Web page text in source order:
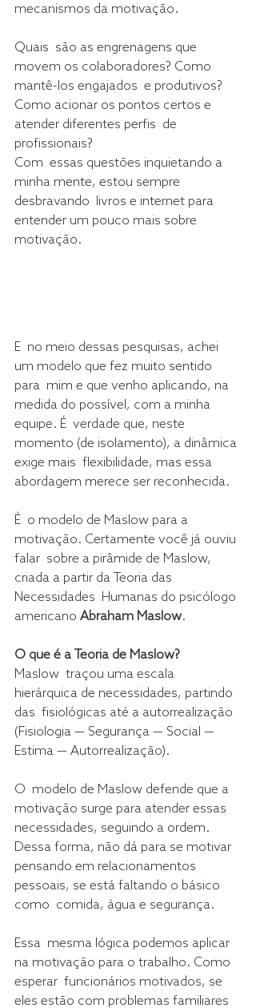
mecanismos da motivação.
Quais  são as engrenagens que
movem os colaboradores? Como
mantê-los engajados  e produtivos?
Como acionar os pontos certos e
atender diferentes perfis  de
profissionais?
Com  essas questões inquietando a
minha mente, estou sempre
desbravando  livros e internet para
entender um pouco mais sobre
motivação.
E  no meio dessas pesquisas, achei
um modelo que fez muito sentido
para  mim e que venho aplicando, na
medida do possível, com a minha
equipe. É  verdade que, neste
momento (de isolamento), a dinâmica
exige mais  flexibilidade, mas essa
abordagem merece ser reconhecida.
É  o modelo de Maslow para a
motivação. Certamente você já ouviu
falar  sobre a pirâmide de Maslow,
criada a partir da Teoria das
Necessidades  Humanas do psicólogo
americano Abraham Maslow.
O que é a Teoria de Maslow?
Maslow  traçou uma escala
hierárquica de necessidades, partindo
das  fisiológicas até a autorrealização
(Fisiologia — Segurança — Social —
Estima — Autorrealização).
O  modelo de Maslow defende que a
motivação surge para atender essas
necessidades, seguindo a ordem.
Dessa forma, não dá para se motivar
pensando em relacionamentos
pessoais, se está faltando o básico
como  comida, água e segurança.
Essa  mesma lógica podemos aplicar
na motivação para o trabalho. Como
esperar  funcionários motivados, se
eles estão com problemas familiares